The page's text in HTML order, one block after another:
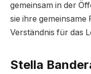
gemeinsam in der
sie ihre gemeinsame
Verständnis für das
Stella